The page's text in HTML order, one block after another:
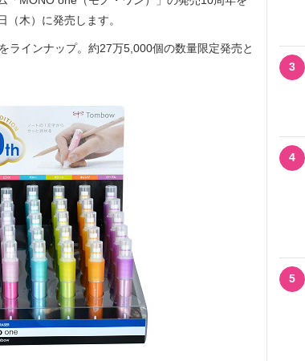
木）に発売します。
インナップ。約27万5,000個の数量限定発売と
3
4
5